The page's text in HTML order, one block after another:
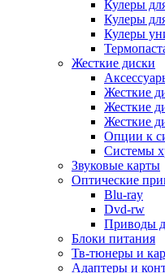
Док
Носители
Кулеры
Кулеры
Кулеры
Жесткие диски
Жесткие
Жесткие
Жесткие
Опции к
Системы
Звуковые карты
Оптические
Blu-ray
Dvd-rw
Приводы
Блоки питания
Тв-тюнеры и
Адаптеры и